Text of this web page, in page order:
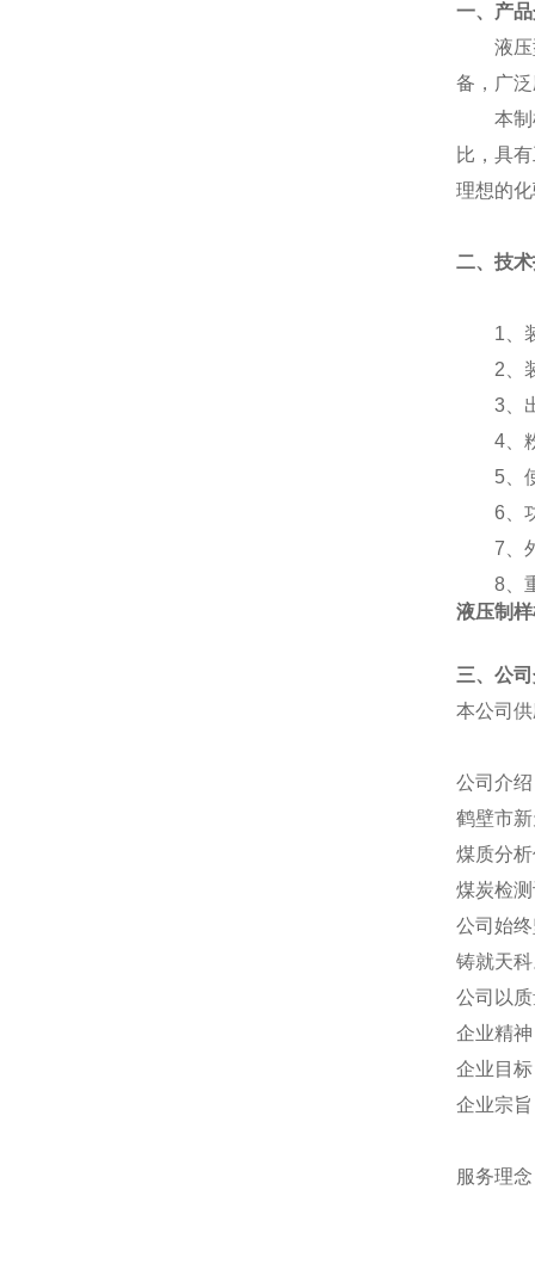
一、产
液
备，广
本
比，具
理想的
二、技
1、
2、
3、
4、
5、
6、
7、
8、
液压制
三、公
本公司
公司介绍
鹤壁市
煤质分
煤炭检
公司始
铸就天
公司以
企业精
企业目
企业宗
服务理